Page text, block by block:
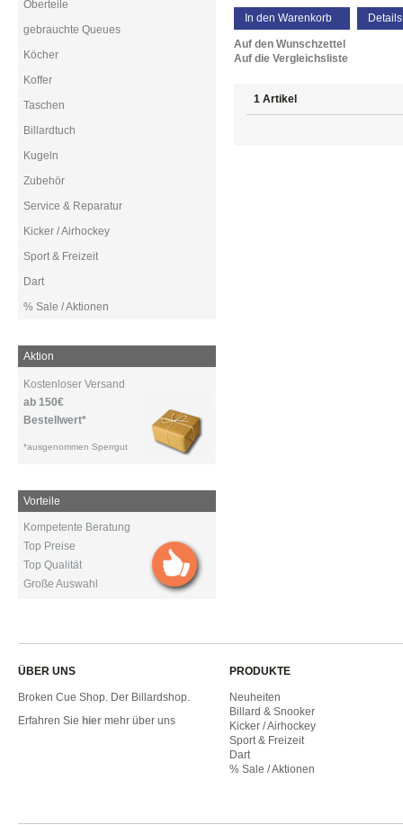
In den Warenkorb Details
Auf den Wunschzettel
Auf die Vergleichsliste
1 Artikel
Oberteile
gebrauchte Queues
Köcher
Koffer
Taschen
Billardtuch
Kugeln
Zubehör
Service & Reparatur
Kicker / Airhockey
Sport & Freizeit
Dart
% Sale / Aktionen
Aktion
Kostenloser Versand
ab 150€
Bestellwert*
*ausgenommen Sperrgut
Vorteile
Kompetente Beratung
Top Preise
Top Qualität
Große Auswahl
ÜBER UNS
Broken Cue Shop. Der Billardshop.
Erfahren Sie hier mehr über uns
PRODUKTE
Neuheiten
Billard & Snooker
Kicker / Airhockey
Sport & Freizeit
Dart
% Sale / Aktionen